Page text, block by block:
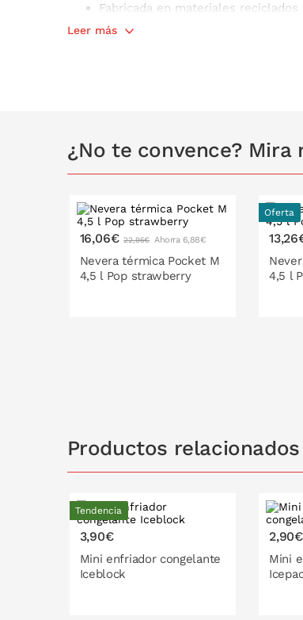
Fabricada en materiales
Resistente al agua
Medidas: 28 x 22,5 x h 12 cm
Leer más
¿No te convence?
16,06€ 22,95€ Ahorra 6,88€
Nevera térmica Pocket M
4,5 l Pop strawberry
Oferta
4,5 l
Productos
Tendencia
3,90€
Mini enfriador congelante
Iceblock
2,90€
Mini